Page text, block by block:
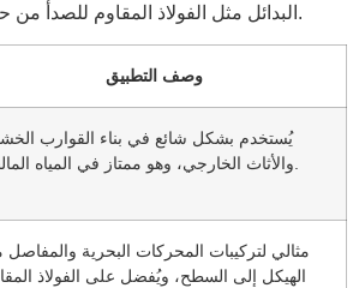
البدائل مثل الفولاذ المقاوم للصدأ من حيث المتانة والموثوقية.
وصف التطبيق
يُستخدم بشكل شائع في بناء القوارب
مثالي لتركيبات المحركات البحرية
الهيكل إلى السطح، ويُفضل على الفولاذ